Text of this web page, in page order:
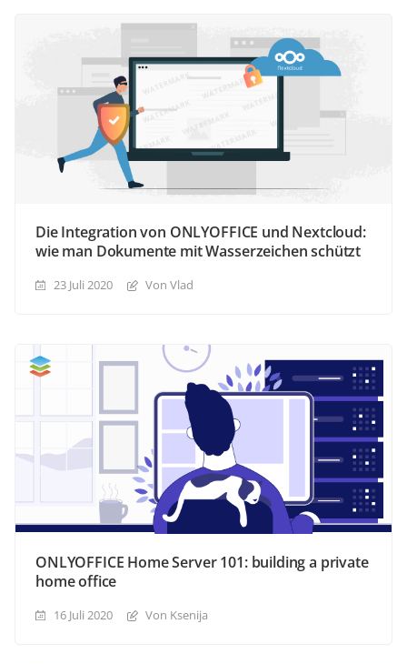
Die Integration von ONLYOFFICE und Nextcloud:
wie man Dokumente mit Wasserzeichen schützt
23 Juli 2020 Von Vlad
ONLYOFFICE Home Server 101: building a private
home office
16 Juli 2020 Von Ksenija